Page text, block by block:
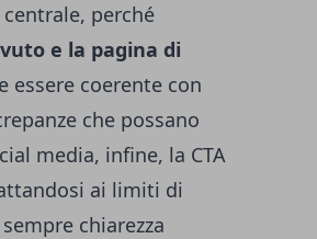
perché
e la pagina di
essere coerente con
che possano
media, infine, la CTA
ai limiti di
chiarezza